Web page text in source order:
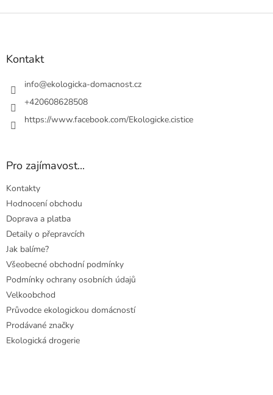
Z
Kontakt
info@ekologicka-domacnost.cz
+420608628508
https://www.facebook.com/Ekologicke.cistice
Pro zajímavost...
Kontakty
Hodnocení obchodu
Doprava a platba
Detaily o přepravcích
Jak balíme?
Všeobecné obchodní podmínky
Podmínky ochrany osobních údajů
Velkoobchod
Průvodce ekologickou domácností
Prodávané značky
Ekologická drogerie